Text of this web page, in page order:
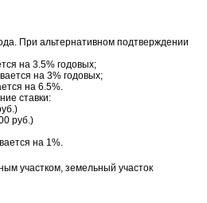
При альтернативном подтверждении
на 3.5% годовых;
на 3% годовых;
на 6.5%.
ставки:
руб.)
на 1%.
участком, земельный участок